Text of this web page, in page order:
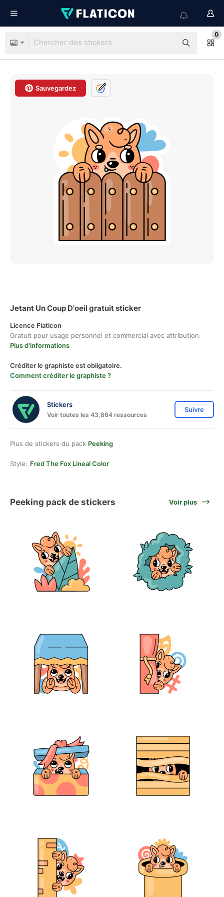
0
Sauvegardez
Jetant Un Coup D'oeil gratuit sticker
Licence Flaticon
Gratuit pour usage personnel et commercial avec attribution.
Plus d'informations
Créditer le graphiste est obligatoire.
Comment créditer le graphiste ?
Stickers
Voir toutes les 43,864 ressources
Suivre
Plus de stickers du pack Peeking
Style: Fred The Fox Lineal Color
Peeking pack de stickers Voir plus